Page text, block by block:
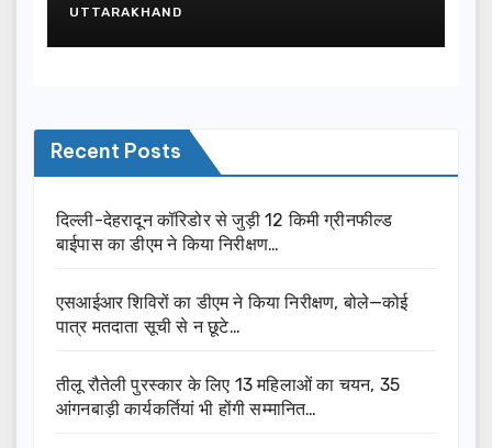
UTTARAKHAND
Recent Posts
दिल्ली-देहरादून कॉरिडोर से जुड़ी 12 किमी ग्रीनफील्ड
बाईपास का डीएम ने किया निरीक्षण…
एसआईआर शिविरों का डीएम ने किया निरीक्षण, बोले—कोई
पात्र मतदाता सूची से न छूटे…
तीलू रौतेली पुरस्कार के लिए 13 महिलाओं का चयन, 35
आंगनबाड़ी कार्यकर्तियां भी होंगी सम्मानित…